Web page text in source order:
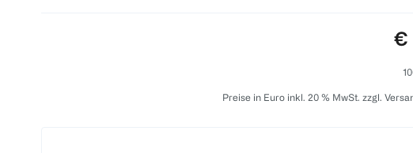
€
Preise in Euro inkl. 20 % MwSt. zzgl.